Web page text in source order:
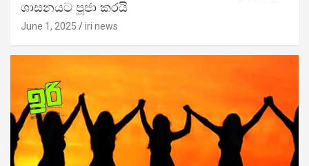
ශාසනයට පූජා කරයි
June 1, 2025 iri news